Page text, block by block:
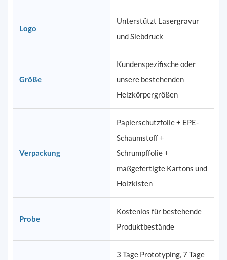
Logo
Unterstützt Lasergravur
und Siebdruck
Größe
Kundenspezifische oder
unsere bestehenden
Heizkörpergrößen
Verpackung
Papierschutzfolie + EPE-
Schaumstoff +
Schrumpffolie +
maßgefertigte Kartons und
Holzkisten
Probe
Kostenlos für bestehende
Produktbestände
3 Tage Prototyping, 7 Tage